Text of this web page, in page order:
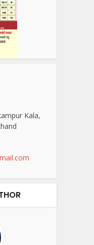
Kala,